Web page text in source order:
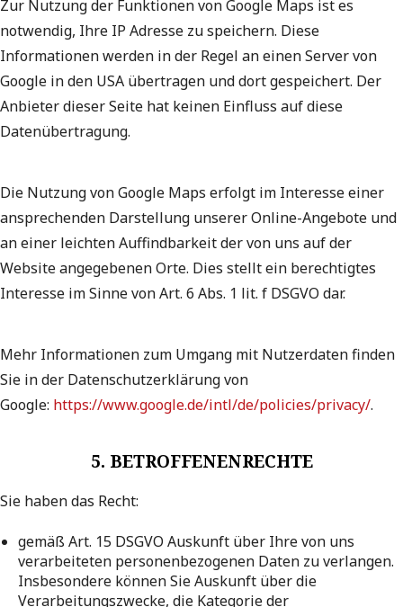
Zur Nutzung der Funktionen von Google Maps ist es
notwendig, Ihre IP Adresse zu speichern. Diese
Informationen werden in der Regel an einen Server von
Google in den USA übertragen und dort gespeichert. Der
Anbieter dieser Seite hat keinen Einfluss auf diese
Datenübertragung.
Die Nutzung von Google Maps erfolgt im Interesse einer
ansprechenden Darstellung unserer Online-Angebote und
an einer leichten Auffindbarkeit der von uns auf der
Website angegebenen Orte. Dies stellt ein berechtigtes
Interesse im Sinne von Art. 6 Abs. 1 lit. f DSGVO dar.
Mehr Informationen zum Umgang mit Nutzerdaten finden
Sie in der Datenschutzerklärung von
Google: https://www.google.de/intl/de/policies/privacy/.
5. BETROFFENENRECHTE
Sie haben das Recht:
gemäß Art. 15 DSGVO Auskunft über Ihre von uns
verarbeiteten personenbezogenen Daten zu verlangen.
Insbesondere können Sie Auskunft über die
Verarbeitungszwecke, die Kategorie der